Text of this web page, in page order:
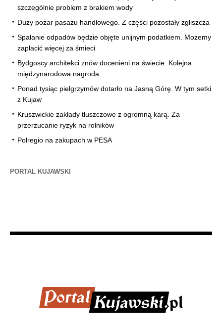
szczególnie problem z brakiem wody
Duży pożar pasażu handlowego. Z części pozostały zgliszcza
Spalanie odpadów będzie objęte unijnym podatkiem. Możemy
zapłacić więcej za śmieci
Bydgoscy architekci znów docenieni na świecie. Kolejna
międzynarodowa nagroda
Ponad tysiąc pielgrzymów dotarło na Jasną Górę. W tym setki
z Kujaw
Kruszwickie zakłady tłuszczowe z ogromną karą. Za
przerzucanie ryzyk na rolników
Polregio na zakupach w PESA
PORTAL KUJAWSKI